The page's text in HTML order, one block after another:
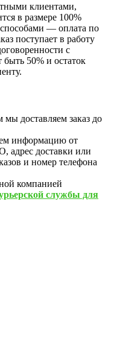
клиентами,
в размере 100%
— оплата по
поступает в работу
с
быть 50% и остаток
доставляем заказ до
информацию от
адрес доставки или
и номер телефона
компанией
службы для